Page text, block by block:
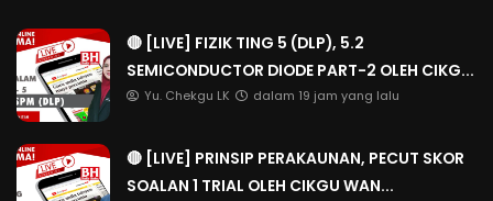
🔴 [LIVE] FIZIK TING 5 (DLP), 5.2
SEMICONDUCTOR DIODE PART-2 OLEH CIKG...
Yu. Chekgu LK dalam 19 jam yang lalu
🔴 [LIVE] PRINSIP PERAKAUNAN, PECUT SKOR
SOALAN 1 TRIAL OLEH CIKGU WAN...